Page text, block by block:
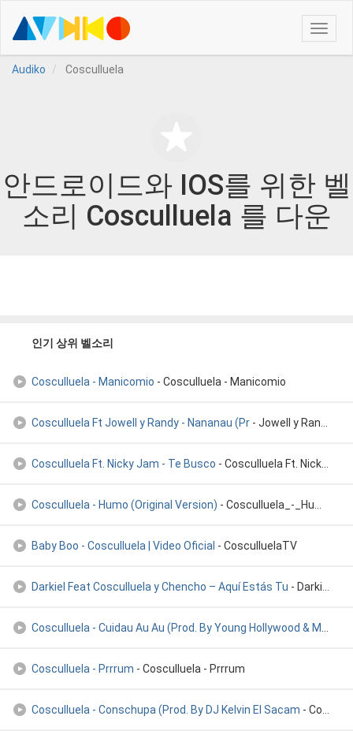
Toggle
Audiko
Cosculluela
안드로이드와 IOS를 위한 벨
소리 Cosculluela 를 다운
인기 상위 벨소리
Cosculluela - Manicomio - Cosculluela - Manicomio
Cosculluela Ft Jowell y Randy - Nananau (Pr - Jowell y Randy/Cosculluela/Cosculluela Ft Jowell y Randy
Cosculluela Ft. Nicky Jam - Te Busco - Cosculluela Ft. Nicky Jam - Te Busco
Cosculluela - Humo (Original Version) - Cosculluela_-_Humo(Original_Version)
Baby Boo - Cosculluela | Video Oficial - CosculluelaTV
Darkiel Feat Cosculluela y Chencho – Aquí Estás Tu - Darkiel Feat Cosculluela y Chencho – Aquí Estás Tu
Cosculluela - Cuidau Au Au (Prod. By Young Hollywood & Mue-K
Cosculluela - Prrrum - Cosculluela - Prrrum
Cosculluela - Conschupa (Prod. By DJ Kelvin El Sacam - Cosculluela - Conschupa (Remix) (Prod. By DJ Kelvin El Sacam